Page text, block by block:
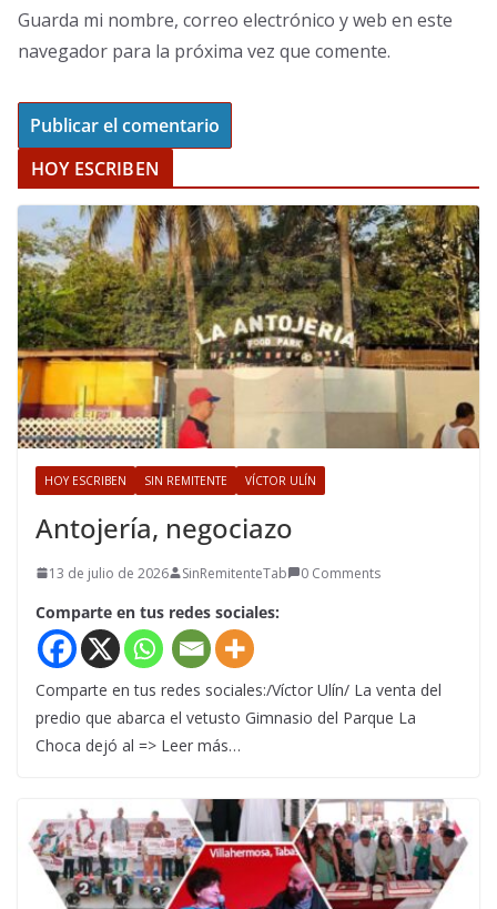
Guarda mi nombre, correo electrónico y web en este
navegador para la próxima vez que comente.
HOY ESCRIBEN
HOY ESCRIBEN SIN REMITENTE VÍCTOR ULÍN
Antojería, negociazo
13 de julio de 2026 SinRemitenteTab 0 Comments
Comparte en tus redes sociales:
Comparte en tus redes sociales:/Víctor Ulín/ La venta del
predio que abarca el vetusto Gimnasio del Parque La
Choca dejó al => Leer más…